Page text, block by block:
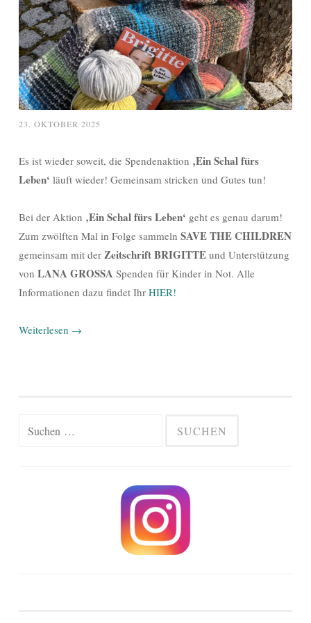
23. OKTOBER 2025
Es ist wieder soweit, die Spendenaktion ‚Ein Schal fürs
Leben‘ läuft wieder! Gemeinsam stricken und Gutes tun!
Bei der Aktion ‚Ein Schal fürs Leben‘ geht es genau darum!
Zum zwölften Mal in Folge sammeln SAVE THE CHILDREN
gemeinsam mit der Zeitschrift BRIGITTE und Unterstützung
von LANA GROSSA Spenden für Kinder in Not. Alle
Informationen dazu findet Ihr HIER!
Weiterlesen →
Suchen